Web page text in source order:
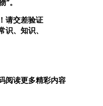
。
请交差验证
识、知识、
读更多精彩内容